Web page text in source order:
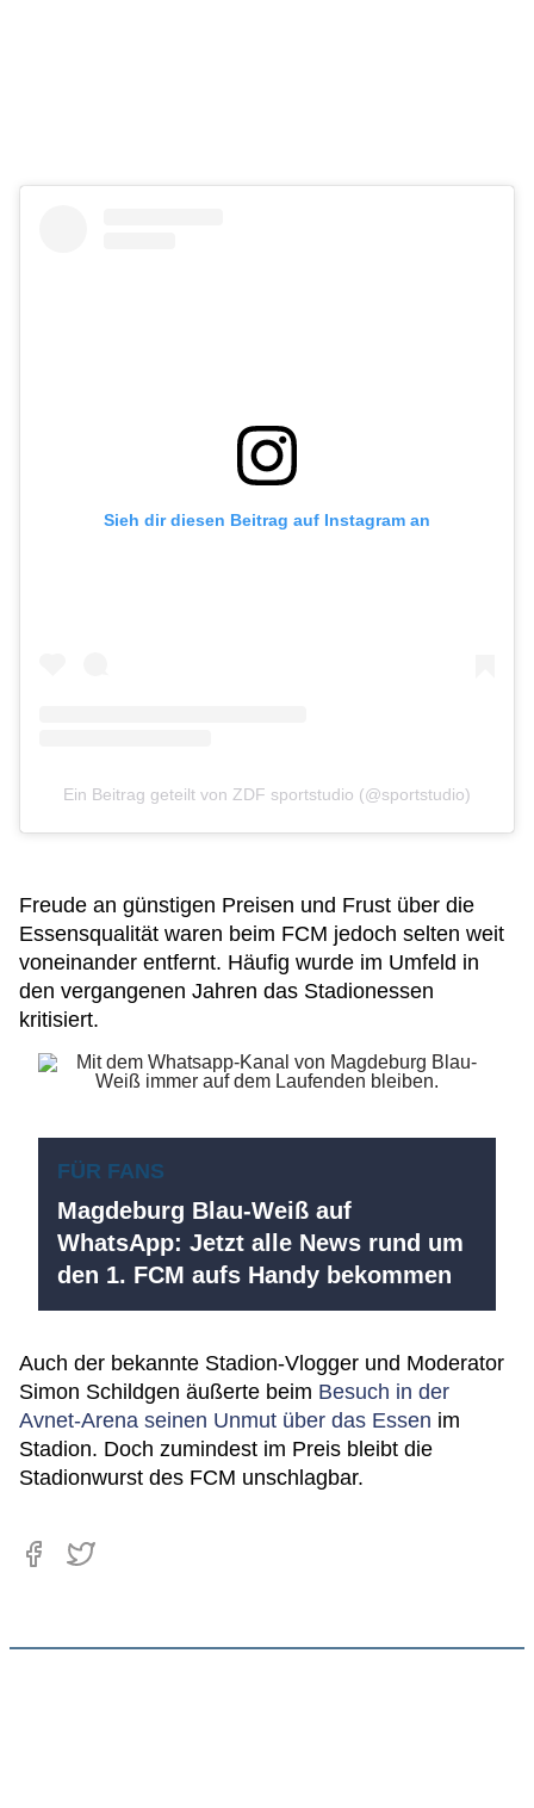
Sieh dir diesen Beitrag auf Instagram an
Ein Beitrag geteilt von ZDF sportstudio (@sportstudio)
Freude an günstigen Preisen und Frust über die
Essensqualität waren beim FCM jedoch selten weit
voneinander entfernt. Häufig wurde im Umfeld in
den vergangenen Jahren das Stadionessen
kritisiert.
FÜR FANS
Magdeburg Blau-Weiß auf
WhatsApp: Jetzt alle News rund um
den 1. FCM aufs Handy bekommen
Auch der bekannte Stadion-Vlogger und Moderator
Simon Schildgen äußerte beim Besuch in der
Avnet-Arena seinen Unmut über das Essen im
Stadion. Doch zumindest im Preis bleibt die
Stadionwurst des FCM unschlagbar.